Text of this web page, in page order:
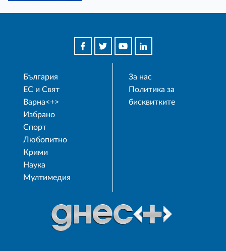
България
ЕС и Свят
Варна<+>
Избрано
Спорт
Любопитно
Крими
Наука
Мултимедия
За нас
Политика за
бисквитките